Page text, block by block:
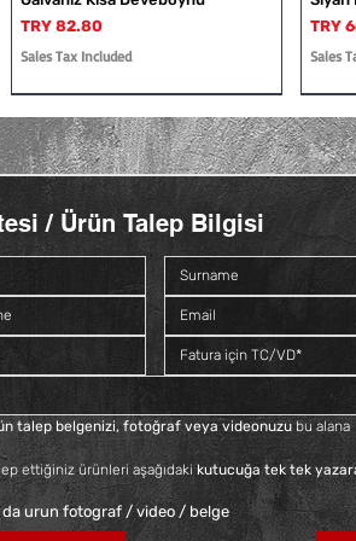
Price
TRY 82.80
Sales Tax Included
Price
TRY
Sales
Sales
/ Ürün Talep Bilgisi
talep belgenizi, fotoğraf veya videonuzu bu alana
ettiğiniz ürünleri aşağıdaki kutucuğa tek tek
urun fotograf / video / belge